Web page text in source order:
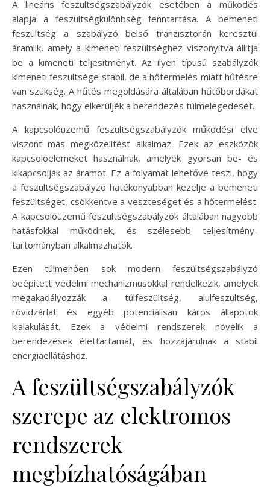
A lineáris feszültségszabályzók esetében a működés
alapja a feszültségkülönbség fenntartása. A bemeneti
feszültség a szabályzó belső tranzisztorán keresztül
áramlik, amely a kimeneti feszültséghez viszonyítva állítja
be a kimeneti teljesítményt. Az ilyen típusú szabályzók
kimeneti feszültsége stabil, de a hőtermelés miatt hűtésre
van szükség. A hűtés megoldására általában hűtőbordákat
használnak, hogy elkerüljék a berendezés túlmelegedését.
A kapcsolóüzemű feszültségszabályzók működési elve
viszont más megközelítést alkalmaz. Ezek az eszközök
kapcsolóelemeket használnak, amelyek gyorsan be- és
kikapcsolják az áramot. Ez a folyamat lehetővé teszi, hogy
a feszültségszabályzó hatékonyabban kezelje a bemeneti
feszültséget, csökkentve a veszteséget és a hőtermelést.
A kapcsolóüzemű feszültségszabályzók általában nagyobb
hatásfokkal működnek, és szélesebb teljesítmény-
tartományban alkalmazhatók.
Ezen túlmenően sok modern feszültségszabályzó
beépített védelmi mechanizmusokkal rendelkezik, amelyek
megakadályozzák a túlfeszültség, alulfeszültség,
rövidzárlat és egyéb potenciálisan káros állapotok
kialakulását. Ezek a védelmi rendszerek növelik a
berendezések élettartamát, és hozzájárulnak a stabil
energiaellátáshoz.
A feszültségszabályzók
szerepe az elektromos
rendszerek
megbízhatóságában